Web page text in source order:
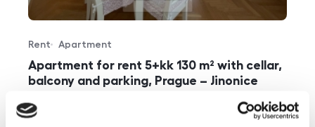
Apartment for rent 5+kk 130 m² with cellar,
balcony and parking, Prague – Jinonice
Offer type
Rent
Property type
Apartment
rozměry
disposition
5+kk